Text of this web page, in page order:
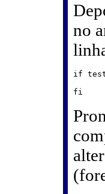
no
if test